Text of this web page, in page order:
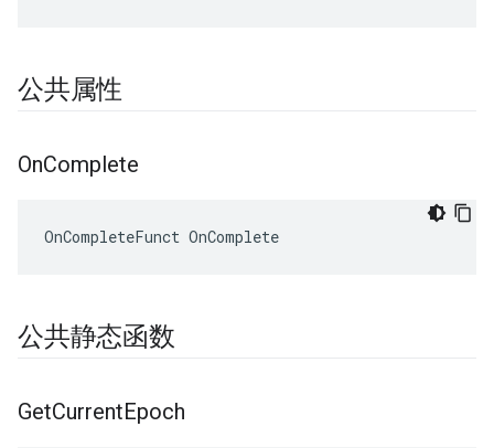
公共属性
OnComplete
OnCompleteFunct OnComplete
公共静态函数
GetCurrentEpoch